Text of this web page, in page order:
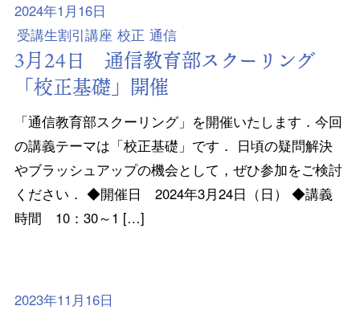
2024年1月16日
受講生割引講座 校正 通信
3月24日 通信教育部スクーリング
「校正基礎」開催
「通信教育部スクーリング」を開催いたします．今回
の講義テーマは「校正基礎」です． 日頃の疑問解決
やブラッシュアップの機会として，ぜひ参加をご検討
ください． ◆開催日 2024年3月24日（日） ◆講義
時間 10：30～1 […]
2023年11月16日